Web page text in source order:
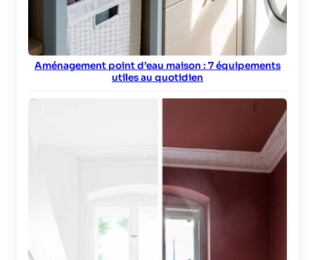
Aménagement point d’eau maison : 7 équipements
utiles au quotidien